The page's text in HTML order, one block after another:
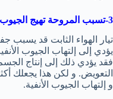
3-تسبب المروحة تهيج الجيوب الأنفية
تيار الهواء الثابت قد يسبب
يؤدي إلى إلتهاب الجيوب
فقد يؤدي ذلك إلى إنتاج
التعويض. و لكن هذا يجعلك
و إلتهاب الجيوب الأنفية.